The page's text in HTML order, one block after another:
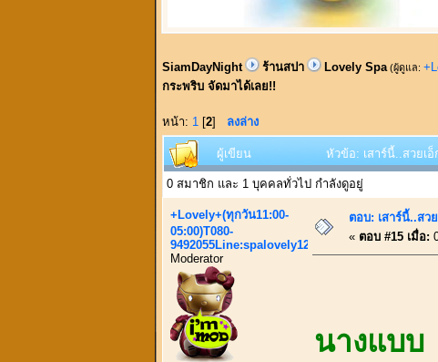
SiamDayNight ร้านสปา Lovely Spa (ผู้ดูแล:
กระพริบ จัดมาได้เลย!!
หน้า: 1 [2] ลงล่าง
ผู้เขียน หัวข้อ: เสาร์นี้..สวยเ
0 สมาชิก และ 1 บุคคลทั่วไป กำลังดูอยู่
+Lovely+(ทุกวัน11:00-
05:00)T080-
9492055Line:spalovely123
Moderator
ตอบ: เสาร์นี้..สว
« ตอบ #15 เมื่อ:
นางแบ